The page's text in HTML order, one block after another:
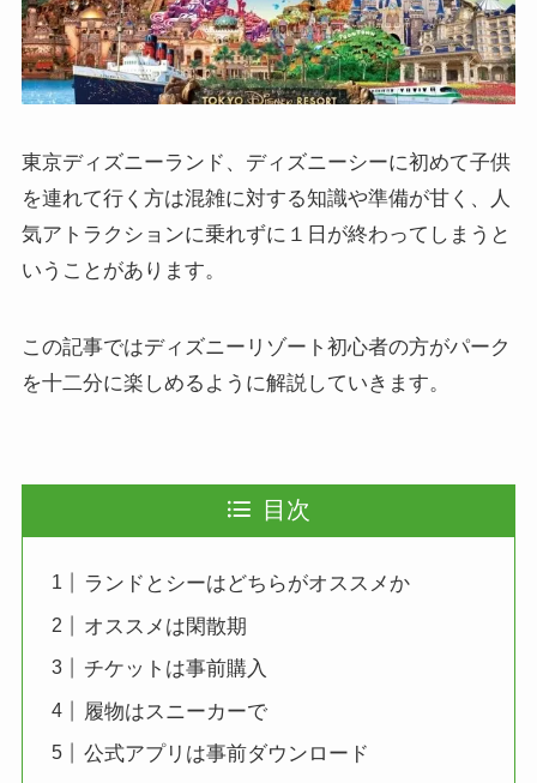
東京ディズニーランド、ディズニーシーに初めて子供
を連れて行く方は混雑に対する知識や準備が甘く、人
気アトラクションに乗れずに１日が終わってしまうと
いうことがあります。
この記事ではディズニーリゾート初心者の方がパーク
を十二分に楽しめるように解説していきます。
目次
ランドとシーはどちらがオススメか
オススメは閑散期
チケットは事前購入
履物はスニーカーで
公式アプリは事前ダウンロード